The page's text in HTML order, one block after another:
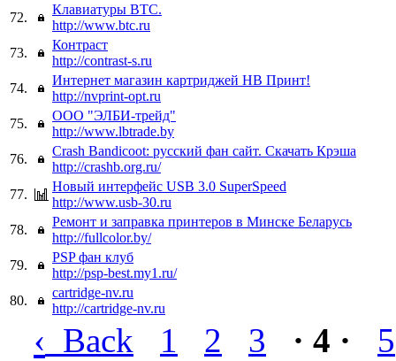
72.
Клавиатуры ВТС.
http://www.btc.ru
73.
Контраст
http://contrast-s.ru
74.
Интернет магазин картриджей НВ Принт!
http://nvprint-opt.ru
75.
ООО "ЭЛБИ-трейд"
http://www.lbtrade.by
76.
Crash Bandicoot: русский фан сайт. Скачать Крэша
http://crashb.org.ru/
77.
Новый интерфейс USB 3.0 SuperSpeed
http://www.usb-30.ru
78.
Ремонт и заправка принтеров в Минске Беларусь
http://fullcolor.by/
79.
PSP фан клуб
http://psp-best.my1.ru/
80.
cartridge-nv.ru
http://cartridge-nv.ru
‹ Back 1 2 3 · 4 · 5